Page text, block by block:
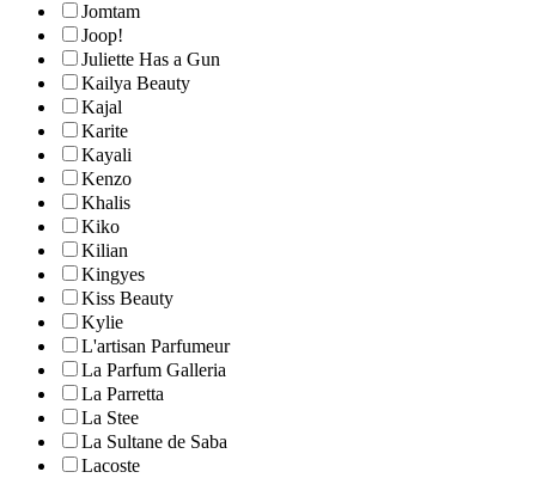
Jomtam
Joop!
Juliette Has a Gun
Kailya Beauty
Kajal
Karite
Kayali
Kenzo
Khalis
Kiko
Kilian
Kingyes
Kiss Beauty
Kylie
L'artisan Parfumeur
La Parfum Galleria
La Parretta
La Stee
La Sultane de Saba
Lacoste